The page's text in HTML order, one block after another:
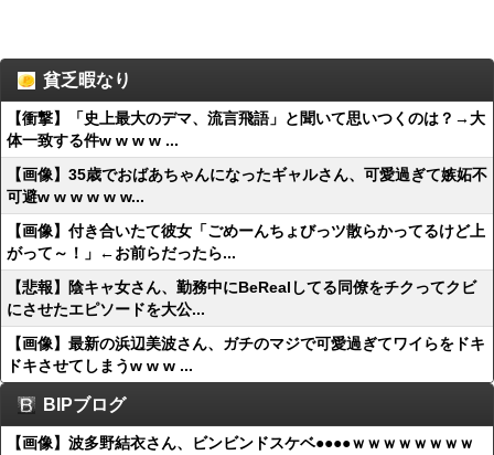
貧乏暇なり
【衝撃】「史上最大のデマ、流言飛語」と聞いて思いつくのは？→大
体一致する件w w w w ...
【画像】35歳でおばあちゃんになったギャルさん、可愛過ぎて嫉妬不
可避w w w w w w...
【画像】付き合いたて彼女「ごめーんちょびっツ散らかってるけど上
がって～！」←お前らだったら...
【悲報】陰キャ女さん、勤務中にBeRealしてる同僚をチクってクビ
にさせたエピソードを大公...
【画像】最新の浜辺美波さん、ガチのマジで可愛過ぎてワイらをドキ
ドキさせてしまうw w w ...
BIPブログ
【画像】波多野結衣さん、ビンビンドスケベ●●●●ｗｗｗｗｗｗｗｗ